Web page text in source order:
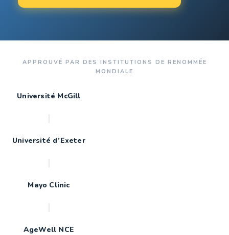
APPROUVÉ PAR DES INSTITUTIONS DE RENOMMÉE
MONDIALE
Université McGill
|
Université d’Exeter
|
Mayo Clinic
|
AgeWell NCE